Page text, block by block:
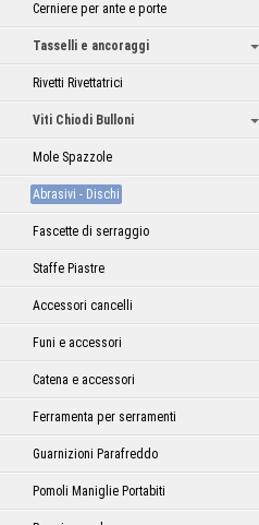
Cerniere per ante e porte
Tasselli e ancoraggi
Rivetti Rivettatrici
Viti Chiodi Bulloni
Mole Spazzole
Abrasivi - Dischi
Fascette di serraggio
Staffe Piastre
Accessori cancelli
Funi e accessori
Catena e accessori
Ferramenta per serramenti
Guarnizioni Parafreddo
Pomoli Maniglie Portabiti